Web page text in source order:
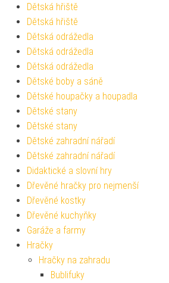
Dětská hřiště
Dětská hřiště
Dětská odrážedla
Dětská odrážedla
Dětská odrážedla
Dětské boby a sáně
Dětské houpačky a houpadla
Dětské stany
Dětské stany
Dětské zahradní nářadí
Dětské zahradní nářadí
Didaktické a slovní hry
Dřevěné hračky pro nejmenší
Dřevěné kostky
Dřevěné kuchyňky
Garáže a farmy
Hračky
Hračky na zahradu
Bublifuky